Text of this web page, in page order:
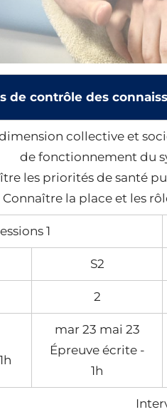
de contrôle des
collective et
de fonctionnement du
les priorités de santé
Connaître la place et les
1
S2
2
mar 23 mai 23
Épreuve écrite -
1h